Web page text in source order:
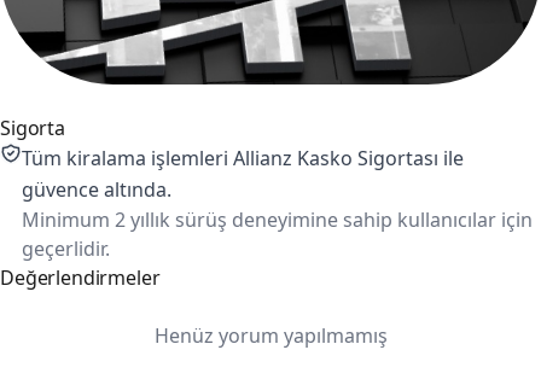
Sigorta
Tüm kiralama işlemleri Allianz Kasko Sigortası ile
güvence altında.
Minimum 2 yıllık sürüş deneyimine sahip kullanıcılar için
geçerlidir.
Değerlendirmeler
Henüz yorum yapılmamış